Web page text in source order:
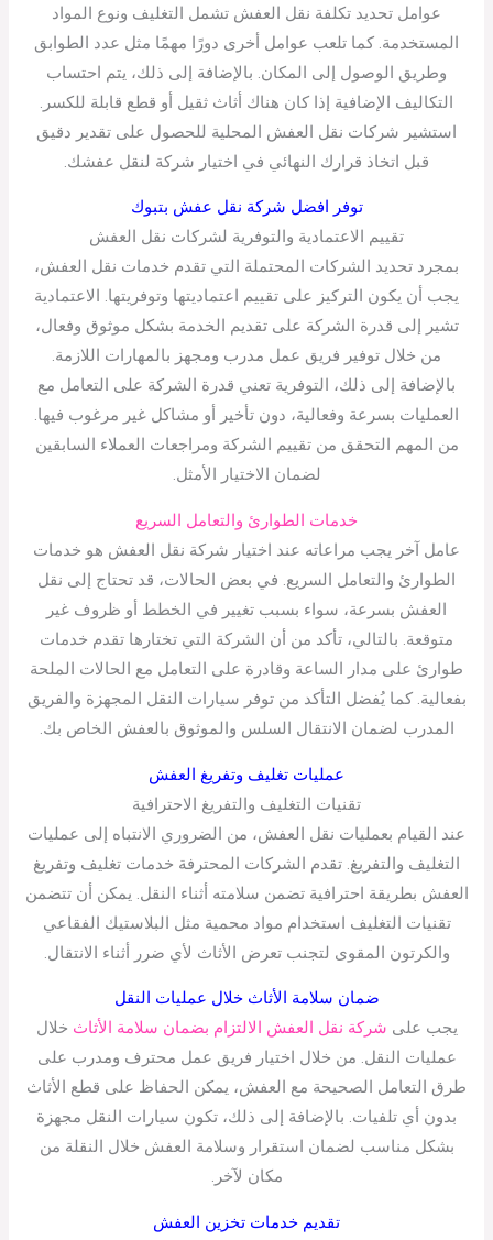
عوامل تحديد تكلفة نقل العفش تشمل التغليف ونوع المواد
المستخدمة. كما تلعب عوامل أخرى دورًا مهمًا مثل عدد الطوابق
وطريق الوصول إلى المكان. بالإضافة إلى ذلك، يتم احتساب
التكاليف الإضافية إذا كان هناك أثاث ثقيل أو قطع قابلة للكسر.
استشير شركات نقل العفش المحلية للحصول على تقدير دقيق
قبل اتخاذ قرارك النهائي في اختيار شركة لنقل عفشك.
توفر افضل شركة نقل عفش بتبوك
تقييم الاعتمادية والتوفرية لشركات نقل العفش
بمجرد تحديد الشركات المحتملة التي تقدم خدمات نقل العفش،
يجب أن يكون التركيز على تقييم اعتماديتها وتوفريتها. الاعتمادية
تشير إلى قدرة الشركة على تقديم الخدمة بشكل موثوق وفعال،
من خلال توفير فريق عمل مدرب ومجهز بالمهارات اللازمة.
بالإضافة إلى ذلك، التوفرية تعني قدرة الشركة على التعامل مع
العمليات بسرعة وفعالية، دون تأخير أو مشاكل غير مرغوب فيها.
من المهم التحقق من تقييم الشركة ومراجعات العملاء السابقين
لضمان الاختيار الأمثل.
خدمات الطوارئ والتعامل السريع
عامل آخر يجب مراعاته عند اختيار شركة نقل العفش هو خدمات
الطوارئ والتعامل السريع. في بعض الحالات، قد تحتاج إلى نقل
العفش بسرعة، سواء بسبب تغيير في الخطط أو ظروف غير
متوقعة. بالتالي، تأكد من أن الشركة التي تختارها تقدم خدمات
طوارئ على مدار الساعة وقادرة على التعامل مع الحالات الملحة
بفعالية. كما يُفضل التأكد من توفر سيارات النقل المجهزة والفريق
المدرب لضمان الانتقال السلس والموثوق بالعفش الخاص بك.
عمليات تغليف وتفريغ العفش
تقنيات التغليف والتفريغ الاحترافية
عند القيام بعمليات نقل العفش، من الضروري الانتباه إلى عمليات
التغليف والتفريغ. تقدم الشركات المحترفة خدمات تغليف وتفريغ
العفش بطريقة احترافية تضمن سلامته أثناء النقل. يمكن أن تتضمن
تقنيات التغليف استخدام مواد محمية مثل البلاستيك الفقاعي
والكرتون المقوى لتجنب تعرض الأثاث لأي ضرر أثناء الانتقال.
ضمان سلامة الأثاث خلال عمليات النقل
يجب على شركة نقل العفش الالتزام بضمان سلامة الأثاث خلال
عمليات النقل. من خلال اختيار فريق عمل محترف ومدرب على
طرق التعامل الصحيحة مع العفش، يمكن الحفاظ على قطع الأثاث
بدون أي تلفيات. بالإضافة إلى ذلك، تكون سيارات النقل مجهزة
بشكل مناسب لضمان استقرار وسلامة العفش خلال النقلة من
مكان لآخر.
تقديم خدمات تخزين العفش